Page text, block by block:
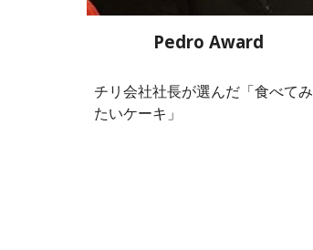
Pedro Award
チリ会社社長が選んだ「食べてみ
たいケーキ」